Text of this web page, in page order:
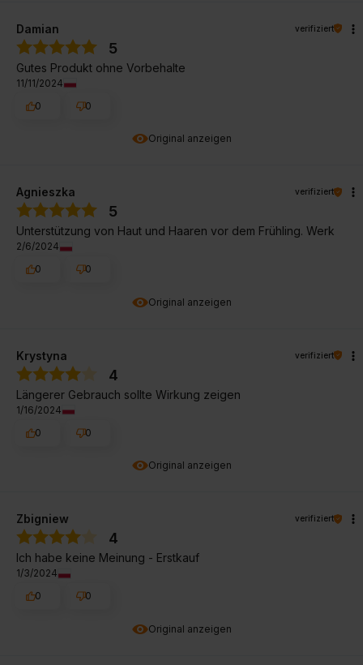
Original anzeigen
Damian verifiziert
5
Gutes Produkt ohne Vorbehalte
11/11/2024
0
0
Original anzeigen
Agnieszka verifiziert
5
Unterstützung von Haut und Haaren vor dem Frühling. Werk
2/6/2024
0
0
Original anzeigen
Krystyna verifiziert
4
Längerer Gebrauch sollte Wirkung zeigen
1/16/2024
0
0
Original anzeigen
Zbigniew verifiziert
4
Ich habe keine Meinung - Erstkauf
1/3/2024
0
0